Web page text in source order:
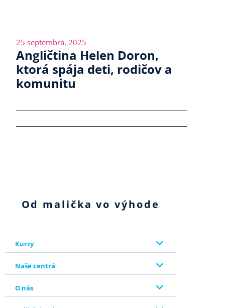
25 septembra, 2025
Angličtina Helen Doron,
ktorá spája deti, rodičov a
komunitu
Od malička vo výhode
Kurzy
Naše centrá
O nás